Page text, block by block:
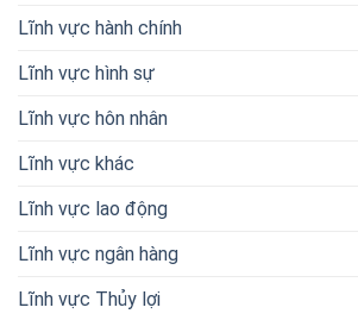
Lĩnh vực hành chính
Lĩnh vực hình sự
Lĩnh vực hôn nhân
Lĩnh vực khác
Lĩnh vực lao động
Lĩnh vực ngân hàng
Lĩnh vực Thủy lợi